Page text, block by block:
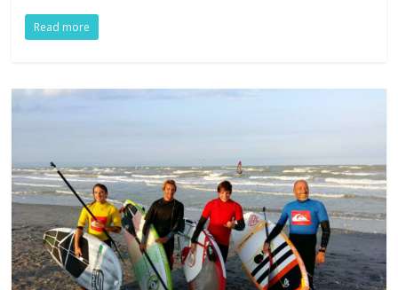
Read more